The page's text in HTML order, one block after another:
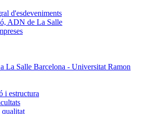
d'esdeveniments
ADN de La Salle
La Salle Barcelona - Universitat Ramon
i estructura
qualitat